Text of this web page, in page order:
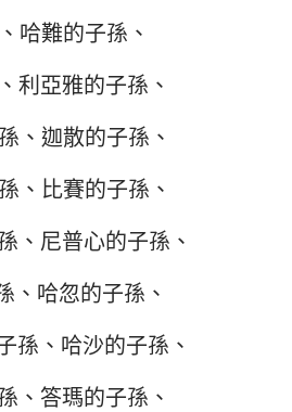
哈難的子孫、
利亞雅的子孫、
、迦散的子孫、
、比賽的子孫、
、尼普心的子孫、
、哈忽的子孫、
孫、哈沙的子孫、
、答瑪的子孫、